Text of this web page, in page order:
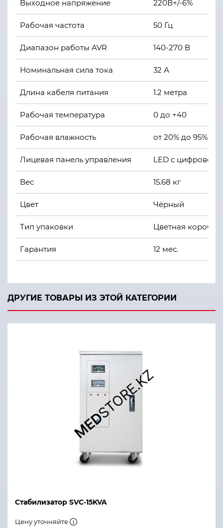
Выходное напряжение 220В+/-6%
Рабочая частота 50 Гц
Диапазон работы AVR 140-270 В
Номинальная сила тока 32 А
Длина кабеля питания 1.2 метра
Рабочая температура 0 до +40
Рабочая влажность от 20% до 95%
Лицевая панель управления LED с цифровой
Вес 15.68 кг
Цвет Чёрный
Тип упаковки Цветная коробка
Гарантия 12 мес.
ДРУГИЕ ТОВАРЫ ИЗ ЭТОЙ КАТЕГОРИИ
Стабилизатор SVC-15KVA
Цену уточняйте